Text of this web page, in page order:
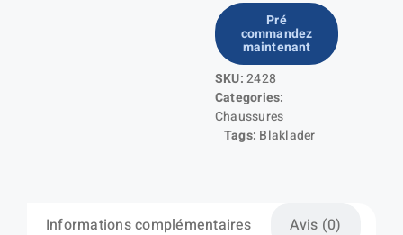
de
Sandales
de
Sécurité
S1P
Pré
commandez
maintenant
SKU:2428
Categories:
Chaussures
Tags: Blaklader
Informations complémentaires Avis (0)